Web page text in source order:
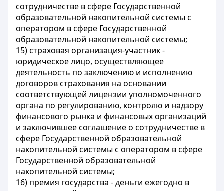
сотрудничестве в сфере Государственной
образовательной накопительной системы с
оператором в сфере Государственной
образовательной накопительной системы;
15) страховая организация-участник -
юридическое лицо, осуществляющее
деятельность по заключению и исполнению
договоров страхования на основании
соответствующей лицензии уполномоченного
органа по регулированию, контролю и надзору
финансового рынка и финансовых организаций
и заключившее соглашение о сотрудничестве в
сфере Государственной образовательной
накопительной системы с оператором в сфере
Государственной образовательной
накопительной системы;
16) премия государства - деньги ежегодно в